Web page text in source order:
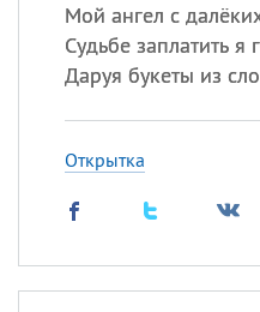
Мой ангел с
Судьбе заплатить я
Даруя букеты из
Открытка